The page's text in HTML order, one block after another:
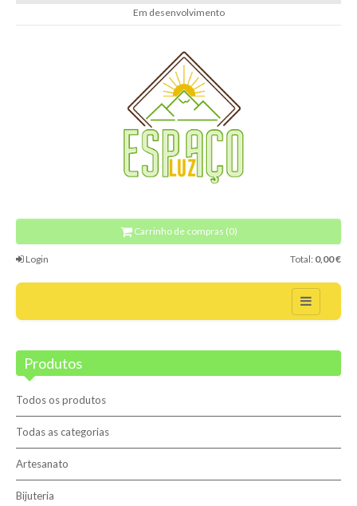
Em desenvolvimento
Carrinho de compras (0)
Login Total: 0,00 €
Blog
Promoções
Novidades
Terapias
Contactos
Produtos
Todos os produtos
Todas as categorias
Artesanato
Bijuteria